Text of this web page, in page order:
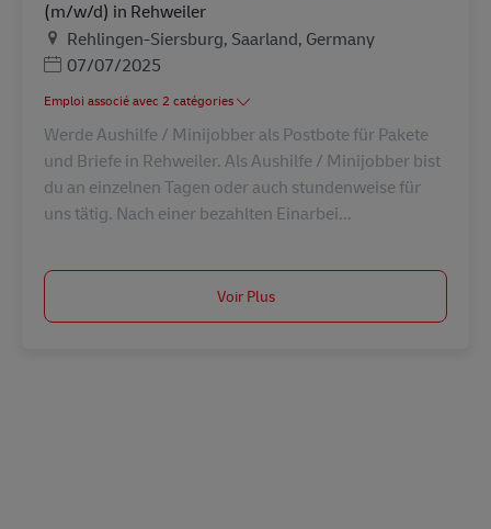
(m/w/d) in Rehweiler
LieuRehlingen-Siersburg, Saarland, Germany
Posted Date
07/07/2025
Emploi associé avec 2 catégories
Werde Aushilfe / Minijobber als Postbote für Pakete
und Briefe in Rehweiler. Als Aushilfe / Minijobber bist
du an einzelnen Tagen oder auch stundenweise für
uns tätig. Nach einer bezahlten Einarbei...
Voir Plus